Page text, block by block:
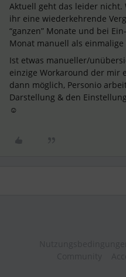
Aktuell geht das leider nicht.
ihr eine wiederkehrende
“ganzen” Monate und bei
Monat manuell als
Ist etwas manueller/
einzige Workaround der mir
dann möglich, Personio
Darstellung & den
☺️